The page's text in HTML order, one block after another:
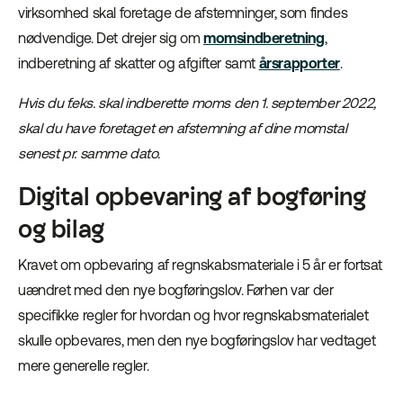
virksomhed skal foretage de afstemninger, som findes
nødvendige. Det drejer sig ommomsindberetning,
indberetning af skatter og afgifter samt årsrapporter.
Hvis du f.eks. skal indberette moms den 1. september 2022,
skal du have foretaget en afstemning af dine momstal
senest pr. samme dato.
Digital opbevaring af bogføring
og bilag
Kravet om opbevaring af regnskabsmateriale i 5 år er fortsat
uændret med den nye bogføringslov. Førhen var der
specifikke regler for hvordan og hvor regnskabsmaterialet
skulle opbevares, men den nye bogføringslov har vedtaget
mere generelle regler.